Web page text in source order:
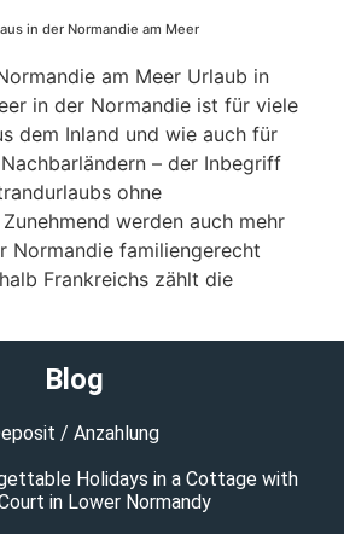
in der Normandie am Meer
am Meer Urlaub in
in der Normandie ist für viele
dem Inland und wie auch für
– der Inbegriff
ohne
werden auch mehr
Normandie familiengerecht
Frankreichs zählt die
Blog
/ Anzahlung
Holidays in a Cottage with
in Lower Normandy